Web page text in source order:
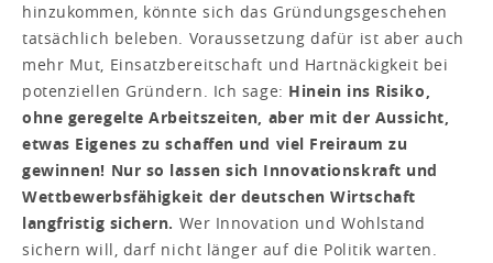
hinzukommen, könnte sich das Gründungsgeschehen
tatsächlich beleben. Vo­raussetzung dafür ist aber auch
mehr Mut, Einsatzbereitschaft und Hartnäckigkeit bei
potenziellen Gründern. Ich sage: Hinein ins Risiko,
ohne geregelte Arbeitszeiten, aber mit der Aussicht,
etwas Eigenes zu schaffen und viel Freiraum zu
gewinnen! Nur so lassen sich Innovationskraft und
Wettbewerbsfähigkeit der deutschen Wirtschaft
langfristig sichern. Wer Innovation und Wohlstand
sichern will, darf nicht länger auf die Politik warten.